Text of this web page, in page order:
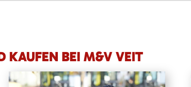
KAUFEN BEI M&V VEIT